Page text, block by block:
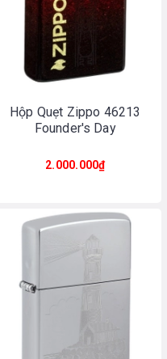
Hộp Quẹt Zippo 46213
Founder's Day
2.000.000₫